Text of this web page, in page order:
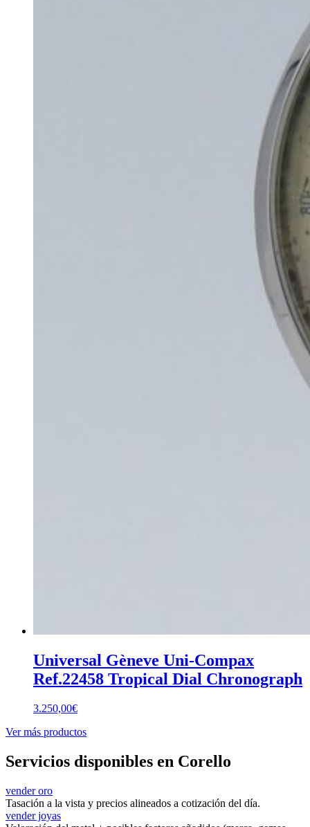
Universal Gèneve Uni-Compax
Ref.22458 Tropical Dial Chronograph
3.250,00€
Ver más productos
Servicios disponibles en Corello
vender oro
Tasación a la vista y precios alineados a cotización del día.
vender joyas